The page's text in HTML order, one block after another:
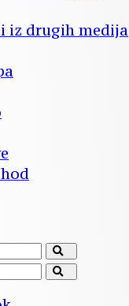
iz drugih medija